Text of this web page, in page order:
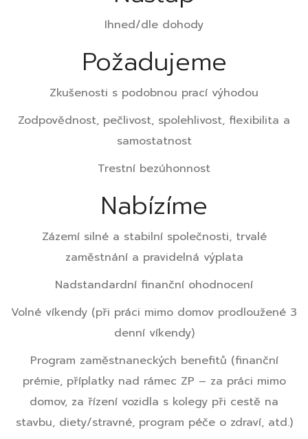
Ihned/dle dohody
Požadujeme
Zkušenosti s podobnou prací výhodou
Zodpovědnost, pečlivost, spolehlivost, flexibilita a
samostatnost
Trestní bezúhonnost
Nabízíme
Zázemí silné a stabilní společnosti, trvalé
zaměstnání a pravidelná výplata
Nadstandardní finanční ohodnocení
Volné víkendy (při práci mimo domov prodloužené 3
denní víkendy)
Program zaměstnaneckých benefitů (finanční
prémie, příplatky nad rámec ZP – za práci mimo
domov, za řízení vozidla s kolegy při cestě na
stavbu, diety/stravné, program péče o zdraví, atd.)